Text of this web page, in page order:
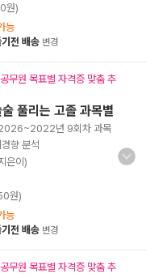
원)
능
전 배송 변경
무원 목표별 자격증 맞춤 추
풀리는 고졸 과목별
년 9회차 과목
향 분석
은이)
원)
능
전 배송 변경
무원 목표별 자격증 맞춤 추